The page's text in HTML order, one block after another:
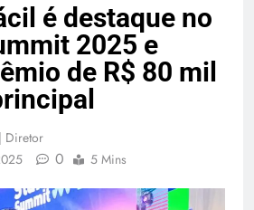
é destaque no
2025 e
de R$ 80 mil
Diretor
0 5 Mins